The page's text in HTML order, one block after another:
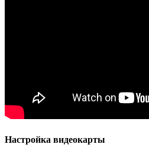
Настройка видеокарты